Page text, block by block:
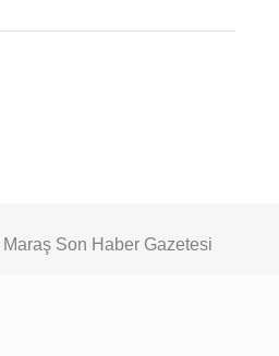
Maraş Son Haber Gazetesi